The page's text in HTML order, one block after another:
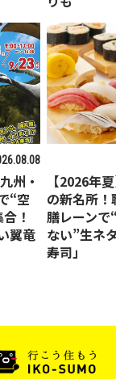
州・
“空
！
翼竜
【2026年
の新名所
膳レーンで
ない”生ネ
寿司」